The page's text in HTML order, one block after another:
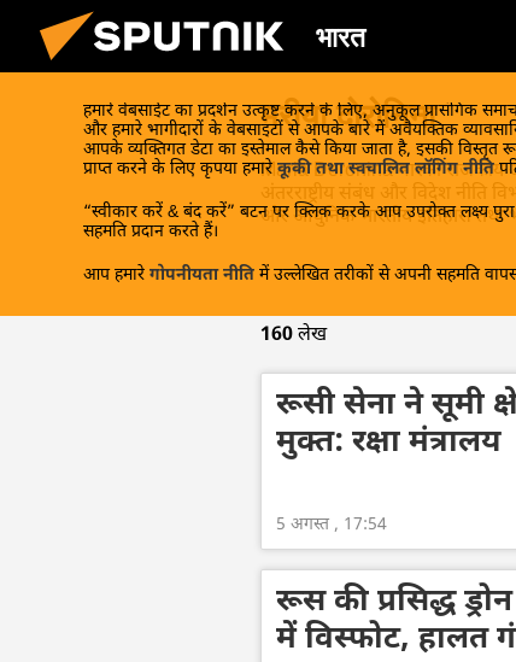
भारत
हमारे वेबसाईट का प्रदर्शन उत्कृष्ट करने के लिए, अनुकूल प्रासंगिक
और हमारे भागीदारों के वेबसाइटों से आपके बारे में अवैयक्तिक
आपके व्यक्तिगत डेटा का इस्तेमाल कैसे किया जाता है, इसकी विस्तृत
प्राप्त करने के लिए कृपया हमारेकूकी तथा स्वचालित लॉगिंग नीति
“स्वीकार करें & बंद करें” बटन पर क्लिक करके आप उपरोक्त लक्ष्य
सहमति प्रदान करते हैं।
आप हमारे गोपनीयता नीति में उल्लेखित तरीकों से अपनी सहमति
मरीया दोरोनिना
Maria Doronina मास्को राजकीय
अंतरराष्ट्रीय संबंध और विदेश नीति
और आधुनिक भारतीय इतिहास तथा
160लेख
रूसी सेना ने सूमी
मुक्त: रक्षा मंत्रालय
5 अगस्त , 17:54
रूस की प्रसिद्ध
में विस्फोट, हालत